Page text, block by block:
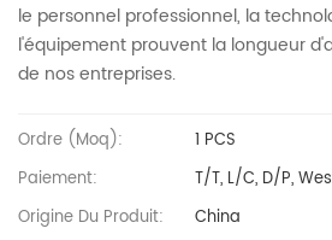
le personnel professionnel, la
l'équipement prouvent la longueur
de nos entreprises.
Ordre (moq):
1 PCS
Paiement:
T/T, L/C, D/P,
Origine Du Produit:
China